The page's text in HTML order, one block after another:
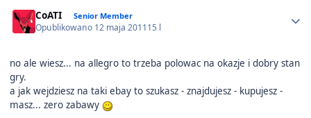
CoATI Senior Member
Opublikowano 12 maja 201115 l
no ale wiesz... na allegro to trzeba polowac na okazje i dobry stan
gry.
a jak wejdziesz na taki ebay to szukasz - znajdujesz - kupujesz -
masz... zero zabawy